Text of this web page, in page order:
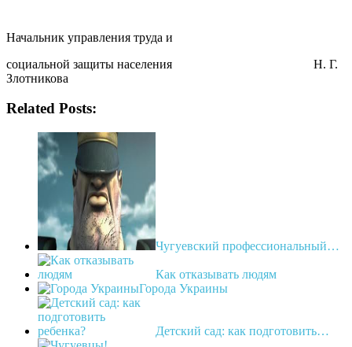
Начальник управления труда и
социальной защиты населения Н. Г.
Злотникова
Related Posts:
Чугуевский профессиональный…
Как отказывать людям
Города Украины
Детский сад: как подготовить…